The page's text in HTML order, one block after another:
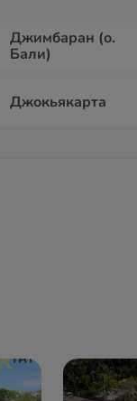
Джимбаран (о.
Бали)
Джокьякарта